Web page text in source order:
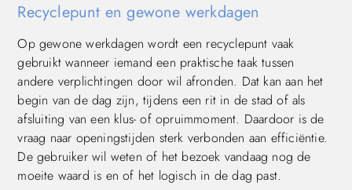
Recyclepunt en gewone werkdagen
Op gewone werkdagen wordt een recyclepunt vaak
gebruikt wanneer iemand een praktische taak tussen
andere verplichtingen door wil afronden. Dat kan aan het
begin van de dag zijn, tijdens een rit in de stad of als
afsluiting van een klus- of opruimmoment. Daardoor is de
vraag naar openingstijden sterk verbonden aan efficiëntie.
De gebruiker wil weten of het bezoek vandaag nog de
moeite waard is en of het logisch in de dag past.